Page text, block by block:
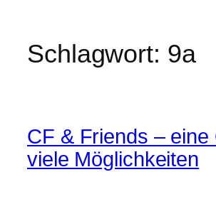
Schlagwort: 9a
CF & Friends – eine
viele Möglichkeiten